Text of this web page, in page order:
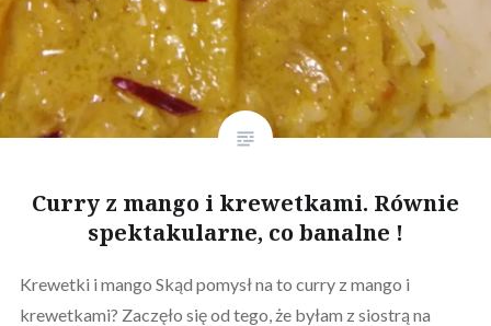
Curry z mango i krewetkami. Równie
spektakularne, co banalne !
Krewetki i mango Skąd pomysł na to curry z mango i
krewetkami? Zaczęło się od tego, że byłam z siostrą na